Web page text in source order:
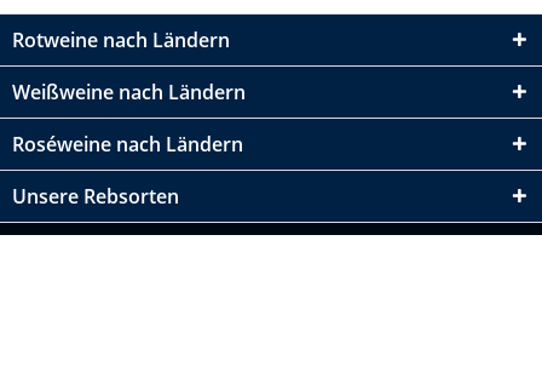
Rotweine nach Ländern
Weißweine nach Ländern
Roséweine nach Ländern
Unsere Rebsorten